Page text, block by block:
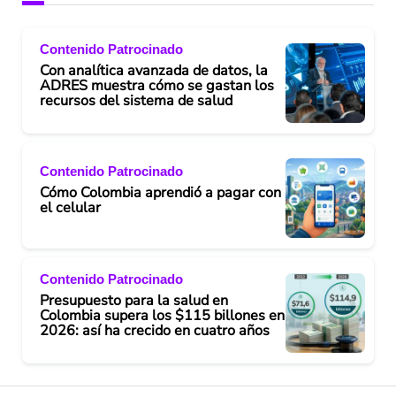
Contenido Patrocinado
Con analítica avanzada de datos, la
ADRES muestra cómo se gastan los
recursos del sistema de salud
Contenido Patrocinado
Cómo Colombia aprendió a pagar con
el celular
Contenido Patrocinado
Presupuesto para la salud en
Colombia supera los $115 billones en
2026: así ha crecido en cuatro años